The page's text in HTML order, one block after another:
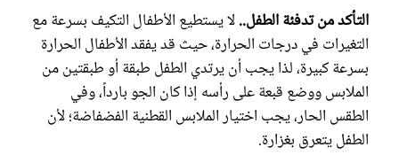
التأكد من تدفئة الطفل..لا يستطيع الأطفال التكيف بسرعة مع
التغيرات في درجات الحرارة، حيث قد يفقد الأطفال الحرارة
بسرعة كبيرة، لذا يجب أن يرتدي الطفل طبقة أو طبقتين من
الملابس ووضع قبعة على رأسه إذا كان الجو بارداً، وفي
الطقس الحار، يجب اختيار الملابس القطنية الفضفاضة؛ لأن
الطفل يتعرق بغزارة.